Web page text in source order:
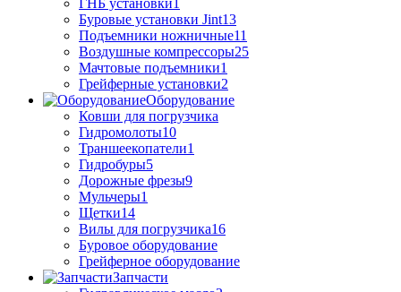
ГНБ установки1
Буровые установки Jint13
Подъемники ножничные11
Воздушные компрессоры25
Мачтовые подъемники1
Грейферные установки2
Оборудование
Ковши для погрузчика
Гидромолоты10
Траншеекопатели1
Гидробуры5
Дорожные фрезы9
Мульчеры1
Щетки14
Вилы для погрузчика16
Буровое оборудование
Грейферное оборудование
Запчасти